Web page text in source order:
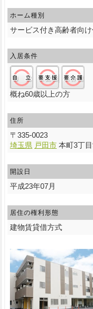
ホーム種別
サービス付き高齢者向
入居条件
概ね60歳以上の方
住所
〒 335-0023
埼玉県 戸田市 本町3丁
開設日
平成23年07月
居住の権利形態
建物賃貸借方式